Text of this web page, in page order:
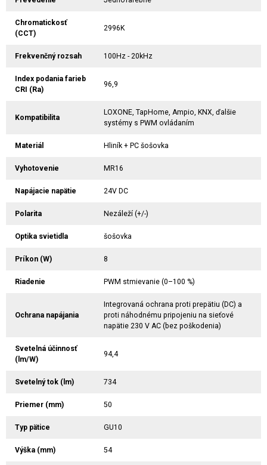
Chromatickosť
(CCT)
2996K
Frekvenčný rozsah 100Hz - 20kHz
Index podania farieb
CRI (Ra)
96,9
Kompatibilita
LOXONE, TapHome, Ampio, KNX, ďalšie
systémy s PWM ovládaním
Materiál Hliník + PC šošovka
Vyhotovenie MR16
Napájacie napätie 24V DC
Polarita Nezáleží (+/-)
Optika svietidla šošovka
Príkon (W) 8
Riadenie PWM stmievanie (0–100 %)
Ochrana napájania
Integrovaná ochrana proti prepätiu (DC) a
proti náhodnému pripojeniu na sieťové
napätie 230 V AC (bez poškodenia)
Svetelná účinnosť
(lm/W)
94,4
Svetelný tok (lm) 734
Priemer (mm) 50
Typ pätice GU10
Výška (mm) 54